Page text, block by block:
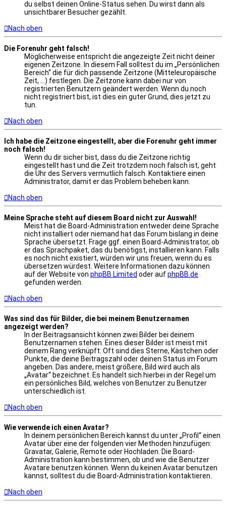
du selbst deinen Online-Status sehen. Du wirst dann als
unsichtbarer Besucher gezählt.
Nach oben
Die Forenuhr geht falsch!
Möglicherweise entspricht die angezeigte Zeit nicht deiner
eigenen Zeitzone. In diesem Fall solltest du im „Persönlichen
Bereich“ die für dich passende Zeitzone (Mitteleuropäische
Zeit, ...) festlegen. Die Zeitzone kann dabei nur von
registrierten Benutzern geändert werden. Wenn du noch
nicht registriert bist, ist dies ein guter Grund, dies jetzt zu
tun.
Nach oben
Ich habe die Zeitzone eingestellt, aber die Forenuhr geht immer
noch falsch!
Wenn du dir sicher bist, dass du die Zeitzone richtig
eingestellt hast und die Zeit trotzdem noch falsch ist, geht
die Uhr des Servers vermutlich falsch. Kontaktiere einen
Administrator, damit er das Problem beheben kann.
Nach oben
Meine Sprache steht auf diesem Board nicht zur Auswahl!
Meist hat die Board-Administration entweder deine Sprache
nicht installiert oder niemand hat das Forum bislang in deine
Sprache übersetzt. Frage ggf. einen Board-Administrator, ob
er das Sprachpaket, das du benötigst, installieren kann. Falls
es noch nicht existiert, würden wir uns freuen, wenn du es
übersetzen würdest. Weitere Informationen dazu können
auf der Website von phpBB Limited oder aufphpBB.de
gefunden werden.
Nach oben
Was sind das für Bilder, die bei meinem Benutzernamen
angezeigt werden?
In der Beitragsansicht können zwei Bilder bei deinem
Benutzernamen stehen. Eines dieser Bilder ist meist mit
deinem Rang verknüpft: Oft sind dies Sterne, Kästchen oder
Punkte, die deine Beitragszahl oder deinen Status im Forum
angeben. Das andere, meist größere, Bild wird auch als
„Avatar“ bezeichnet. Es handelt sich hierbei in der Regel um
ein persönliches Bild, welches von Benutzer zu Benutzer
unterschiedlich ist.
Nach oben
Wie verwende ich einen Avatar?
In deinem persönlichen Bereich kannst du unter „Profil“ einen
Avatar über eine der folgenden vier Methoden hinzufügen:
Gravatar, Galerie, Remote oder Hochladen. Die Board-
Administration kann bestimmen, ob und wie die Benutzer
Avatare benutzen können. Wenn du keinen Avatar benutzen
kannst, solltest du die Board-Administration kontaktieren.
Nach oben